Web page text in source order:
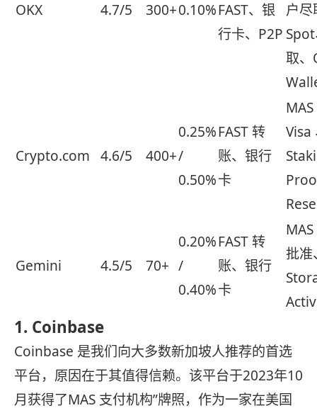
OKX 4.7/5 300+0.10%FAST、银
行卡、P2P
户尽
取、
Crypto.com 4.6/5 400+
0.25%
/
0.50%
FAST 转
账、银行
卡
Visa
Gemini 4.5/5 70+
0.20%
/
0.40%
FAST 转
账、银行
卡
批准
1. Coinbase
Coinbase 是我们向大多数新加坡人推荐的首选
平台，原因在于其值得信赖。该平台于2023年10
月获得了MAS 支付机构”牌照，作为一家在美国